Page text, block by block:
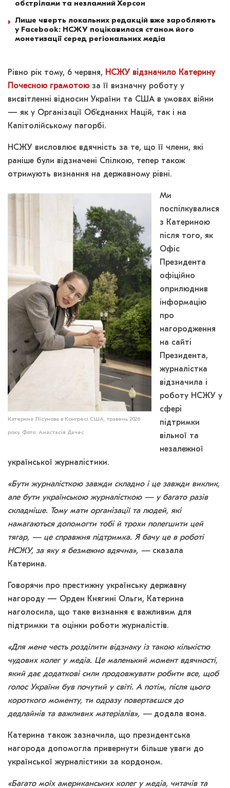
обстрілами та незламний Херсон
Лише чверть локальних редакцій вже заробляють
у Facebook: НСЖУ поцікавилася станом його
монетизації серед регіональних медіа
Рівно рік тому, 6 червня, НСЖУ відзначило Катерину
Почесною грамотоюза її визначну роботу у
висвітленні відносин України та США в умовах війни
— як у Організації Об’єднаних Націй, так і на
Капітолійському пагорбі.
НСЖУ висловлює вдячність за те, що її члени, які
раніше були відзначені Спілкою, тепер також
отримують визнання на державному рівні.
Катерина Лісунова в Конгресі США, травень 2026
року. Фото: Анастасія Дачес
Ми
поспілкувалися
з Катериною
після того, як
Офіс
Президента
офіційно
оприлюднив
інформацію
про
нагородження
на сайті
Президента,
журналістка
відзначила і
роботу НСЖУ у
сфері
підтримки
вільної та
незалежної
української журналістики.
«Бути журналісткою завжди складно і це завжди виклик,
але бути українською журналісткою — у багато разів
складніше. Тому мати організації та людей, які
намагаються допомогти тобі й трохи полегшити цей
тягар, — це справжня підтримка. Я бачу це в роботі
НСЖУ, за яку я безмежно вдячна», —сказала
Катерина.
Говорячи про престижну українську державну
нагороду — Орден Княгині Ольги, Катерина
наголосила, що таке визнання є важливим для
підтримки та оцінки роботи журналістів.
«Для мене честь розділити відзнаку із такою кількістю
чудових колег у медіа. Це маленький момент вдячності,
який дає додаткові сили продовжувати робити все, щоб
голос України був почутий у світі. А потім, після цього
короткого моменту, ти одразу повертаєшся до
дедлайнів та важливих матеріалів», — додала вона.
Катерина також зазначила, що президентська
нагорода допомогла привернути більше уваги до
української журналістики за кордоном.
«Багато моїх американських колег у медіа, читачів та